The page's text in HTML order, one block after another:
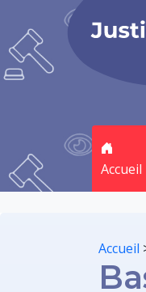
Accueil
Accueil